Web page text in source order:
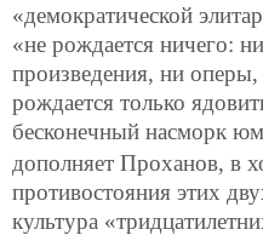
«демократической
«не рождается ничего:
произведения, ни
рождается только
бесконечный насморк
дополняет Проханов, в
противостояния этих
культура